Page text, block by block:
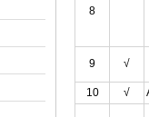
8
9 √
10 √